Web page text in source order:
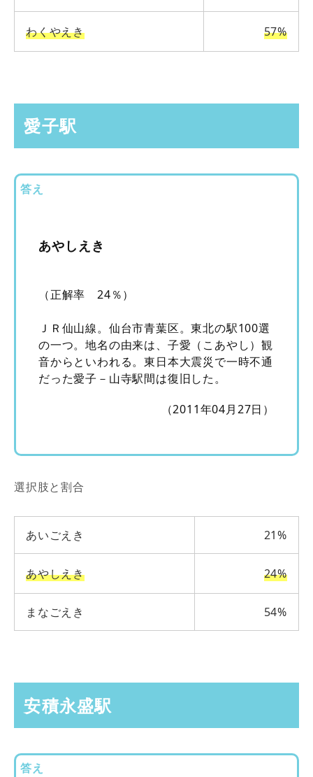
わくやえき 57%
愛子駅
答え
あやしえき
（正解率 24％）
ＪＲ仙山線。仙台市青葉区。東北の駅100選
の一つ。地名の由来は、子愛（こあやし）観
音からといわれる。東日本大震災で一時不通
だった愛子－山寺駅間は復旧した。
（2011年04月27日）
選択肢と割合
あいごえき 21%
あやしえき 24%
まなごえき 54%
安積永盛駅
答え